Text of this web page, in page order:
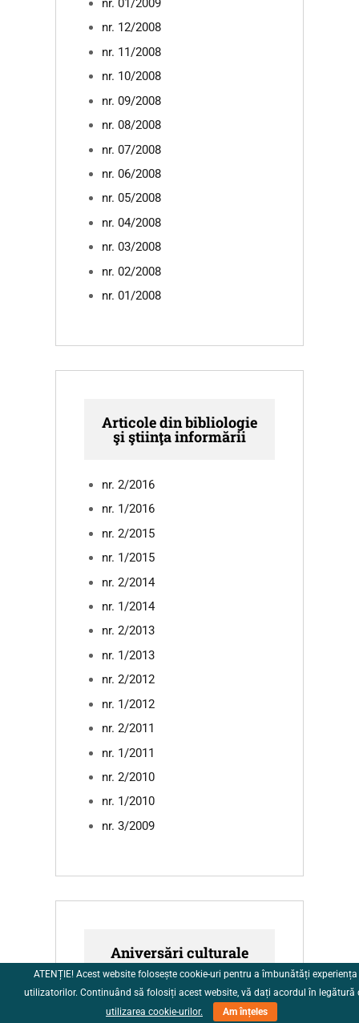
nr. 01/2009
nr. 12/2008
nr. 11/2008
nr. 10/2008
nr. 09/2008
nr. 08/2008
nr. 07/2008
nr. 06/2008
nr. 05/2008
nr. 04/2008
nr. 03/2008
nr. 02/2008
nr. 01/2008
Articole din bibliologie
şi ştiinţa informării
nr. 2/2016
nr. 1/2016
nr. 2/2015
nr. 1/2015
nr. 2/2014
nr. 1/2014
nr. 2/2013
nr. 1/2013
nr. 2/2012
nr. 1/2012
nr. 2/2011
nr. 1/2011
nr. 2/2010
nr. 1/2010
nr. 3/2009
Aniversări culturale
2018
ATENȚIE! Acest website folosește cookie-uri pentru a îmbunătăți experiența
utilizatorilor. Continuând să folosiți acest website, vă dați acordul în legătură
utilizarea cookie-urilor.
Am înțeles